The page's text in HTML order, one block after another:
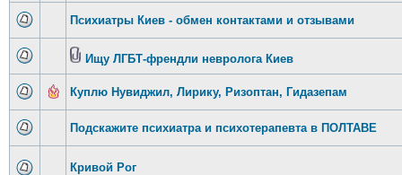
Психиатры Киев - обмен контактами и отзывами
Ищу ЛГБТ-френдли невролога Киев
Куплю Нувиджил, Лирику, Ризоптан, Гидазепам
Подскажите психиатра и психотерапевта в ПОЛТАВЕ
Кривой Рог